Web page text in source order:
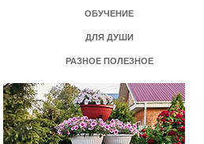
ОБУЧЕНИЕ
ДЛЯ ДУШИ
РАЗНОЕ ПОЛЕЗНОЕ